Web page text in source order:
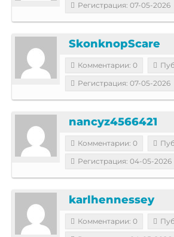
Регистрация: 07-05-2026
SkonknopScare
Комментарии: 0
Регистрация: 07-05-2026
nancyz4566421
Комментарии: 0
Регистрация: 04-05-2026
karlhennessey
Комментарии: 0